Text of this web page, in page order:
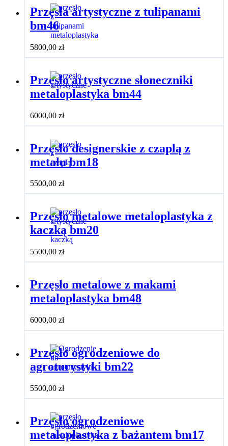
Przęsła artystyczne z tulipanami
bm46
5800,00 zł
Przęsło artystyczne słoneczniki
metaloplastyka bm44
6000,00 zł
Przęsło designerskie z czaplą z
metalu bm18
5500,00 zł
Przęsło metalowe metaloplastyka z
kaczką bm20
5500,00 zł
Przęsło metalowe z makami
metaloplastyka bm48
6000,00 zł
Przęsło ogrodzeniowe do
agroturystyki bm22
5500,00 zł
Przęsło ogrodzeniowe
metaloplastyka z bażantem bm17